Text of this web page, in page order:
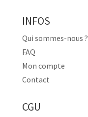
INFOS
Qui sommes-nous ?
FAQ
Mon compte
Contact
CGU